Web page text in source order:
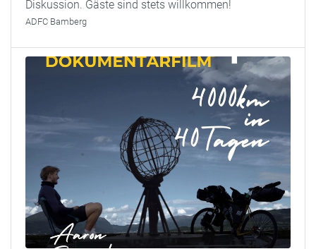
Diskussion. Gäste sind stets willkommen!
ADFC Bamberg